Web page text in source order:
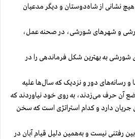
نشانی از شاه‌دوستان و دیگر مدعیان
و شهرهای شورشی، در صحنه عمل،
شورشی به بهترین شکل فرماندهی را در
و رسانه‌های دور و نزدیک که سال‌ها علیه
آن حرف می‌زدند، به روی خود نیاوردند که
دارد و کدام استراتژی است که سخن
بین رفتنی نیست و به‌همین دلیل قیام آبان در